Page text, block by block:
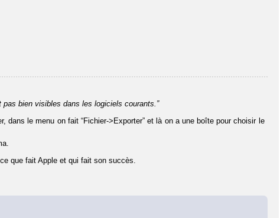
bien visibles dans les logiciels courants.”
dans le menu on fait “Fichier->Exporter” et là on a une boîte pour choisir le
que fait Apple et qui fait son succès.